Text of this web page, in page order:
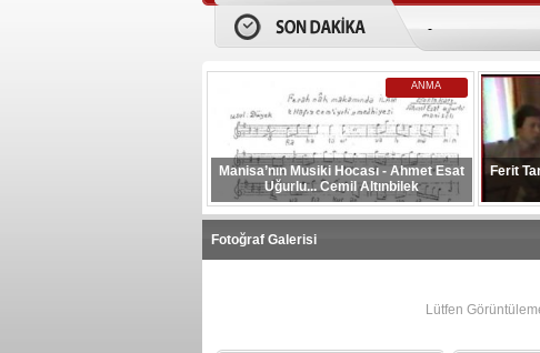
-
ANMA
Manisa’nın Musiki Hocası - Ahmet Esat
Uğurlu... Cemil Altınbilek
Ferit
Fotoğraf Galerisi
Lütfen